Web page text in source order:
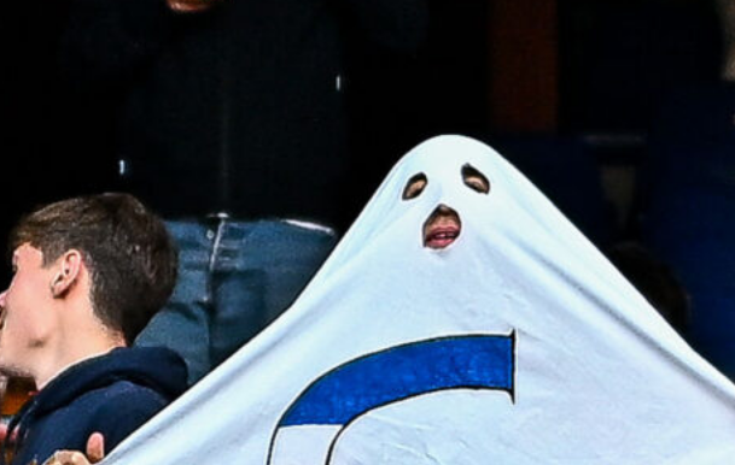
Coppa Italia, sarà l’Ascoli
Genoa, guida al fantacalcio 2026/27:
Colombo la certezza, Meichtry la
sorpresa?
9 Agosto 2026